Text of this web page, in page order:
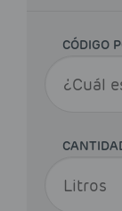
CÓDIGO